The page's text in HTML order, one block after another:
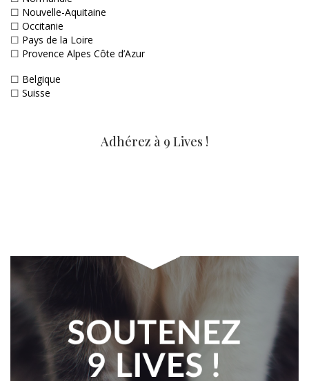
☐ Nouvelle-Aquitaine
☐ Occitanie
☐ Pays de la Loire
☐ Provence Alpes Côte d’Azur
☐ Belgique
☐ Suisse
Adhérez à 9 Lives !